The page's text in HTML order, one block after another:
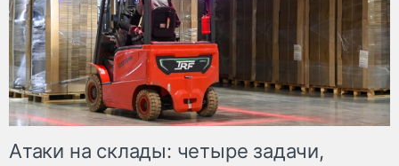
Атаки на склады: четыре задачи,